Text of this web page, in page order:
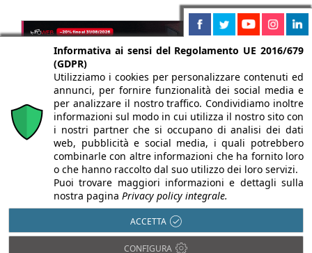
Informativa ai sensi del Regolamento UE 2016/679
(GDPR)
Utilizziamo i cookies per personalizzare contenuti ed
annunci, per fornire funzionalità dei social media e
per analizzare il nostro traffico. Condividiamo inoltre
informazioni sul modo in cui utilizza il nostro sito con
i nostri partner che si occupano di analisi dei dati
web, pubblicità e social media, i quali potrebbero
combinarle con altre informazioni che ha fornito loro
o che hanno raccolto dal suo utilizzo dei loro servizi.
Puoi trovare maggiori informazioni e dettagli sulla
nostra pagina Privacy policy integrale.
ACCETTA
CONFIGURA